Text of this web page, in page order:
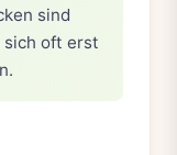
sind
oft erst